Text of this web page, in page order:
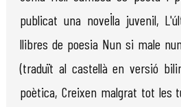
publicat una novel·la juvenil,
llibres de poesia Nun si male
(traduït al castellà en versió
poètica, Creixen malgrat tot les